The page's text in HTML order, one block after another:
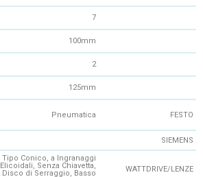
7
100mm
2
125mm
Pneumatica FESTO
SIEMENS
Tipo Conico, a Ingranaggi
Elicoidali, Senza Chiavetta,
Disco di Serraggio, Basso
WATTDRIVE/LENZE